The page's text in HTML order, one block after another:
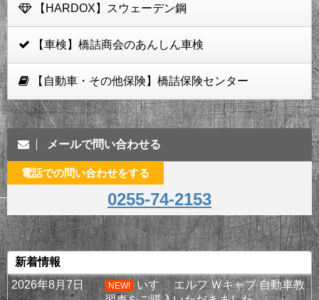
【HARDOX】スウェーデン鋼
【車検】橋詰商会のあんしん車検
【自動車・その他保険】橋詰保険センター
メールで問い合わせる
電話での問い合わせをする
0255-74-2153
新着情報
2026年8月7日
NEW!
いすゞ エルフ Ｗキャブ 自動車教